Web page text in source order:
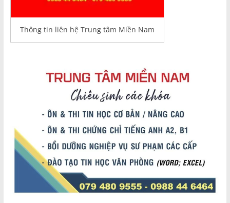
Thông tin liên hệ Trung tâm Miền Nam